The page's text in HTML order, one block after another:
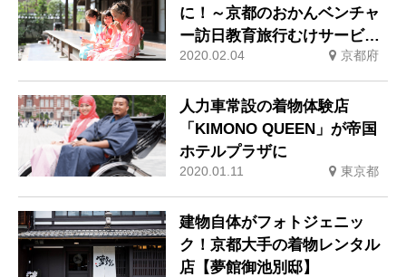
に！～京都のおかんベンチャ
ー訪日教育旅行むけサービス
を開始
2020.02.04 京都府
人力車常設の着物体験店
「KIMONO QUEEN」が帝国
ホテルプラザに
2020.01.11 東京都
建物自体がフォトジェニッ
ク！京都大手の着物レンタル
店【夢館御池別邸】